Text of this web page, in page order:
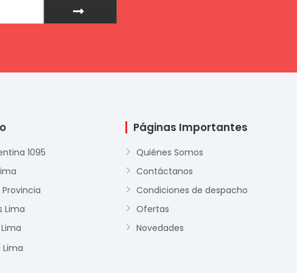
1095
Lima
Páginas Importantes
Quiénes Somos
Contáctanos
Condiciones de despacho
Ofertas
Novedades